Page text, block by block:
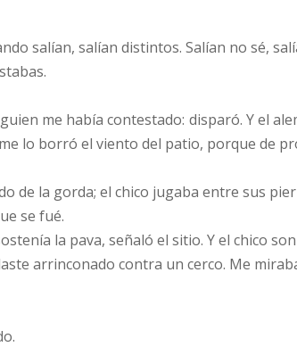
salían, salían distintos. Salían no sé,
me había contestado: disparó. Y el
lo borró el viento del patio, porque de
de la gorda; el chico jugaba entre sus
se fué.
la pava, señaló el sitio. Y el chico
arrinconado contra un cerco. Me